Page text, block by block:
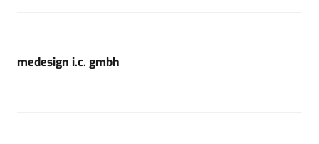
medesign i.c. gmbh